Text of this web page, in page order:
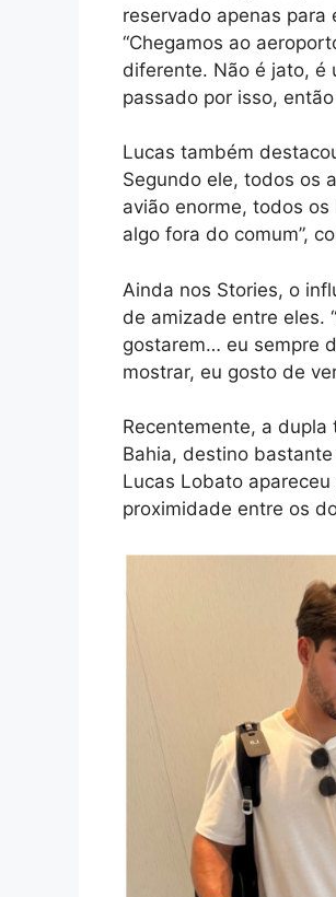
reservado apenas para
“Chegamos ao
diferente. Não é jato, é
passado por isso,
Lucas também
Segundo ele, todos os
avião enorme, todos
algo fora do comum”,
Ainda nos Stories, o
de amizade entre eles.
gostarem… eu sempre
mostrar, eu gosto de
Recentemente, a
Bahia, destino
Lucas Lobato
proximidade entre os